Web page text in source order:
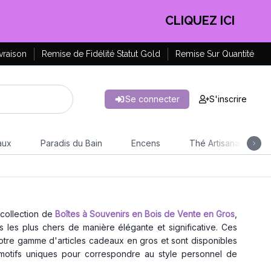
EN PROFITER !
Remise de Fidélité Statut Gold Remise Sur Quantité
Se connecter S'inscrire
Paradis du Bain Encens Thé Artisanal
de Boîtes à Souvenirs en Bois de Vente en Gros
plus chers de manière élégante et significative. Ces
gamme d'articles cadeaux en gros et sont disponibles
uniques pour correspondre au style personnel de